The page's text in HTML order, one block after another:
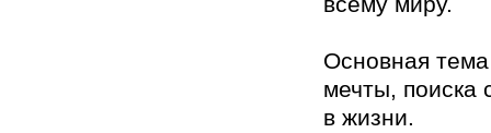
Основная
мечты, поиска
в жизни.